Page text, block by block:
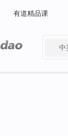
有道精品课
中